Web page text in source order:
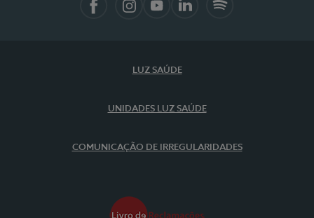
LUZ SAÚDE
UNIDADES LUZ SAÚDE
COMUNICAÇÃO DE IRREGULARIDADES